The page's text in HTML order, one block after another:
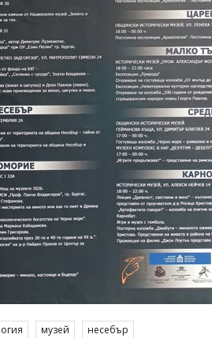
музей несебър